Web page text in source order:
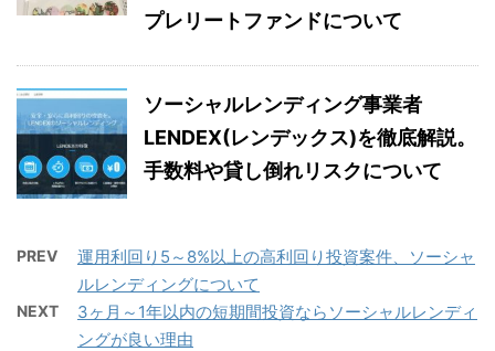
プレリートファンドについて
ソーシャルレンディング事業者
LENDEX(レンデックス)を徹底解説。
手数料や貸し倒れリスクについて
PREV
運用利回り5～8%以上の高利回り投資案件、ソーシャ
ルレンディングについて
NEXT
3ヶ月～1年以内の短期間投資ならソーシャルレンディ
ングが良い理由